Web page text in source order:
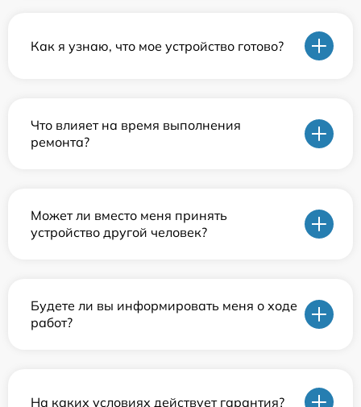
Как я узнаю, что мое устройство готово?
Что влияет на время выполнения
ремонта?
Может ли вместо меня принять
устройство другой человек?
Будете ли вы информировать меня о ходе
работ?
На каких условиях действует гарантия?